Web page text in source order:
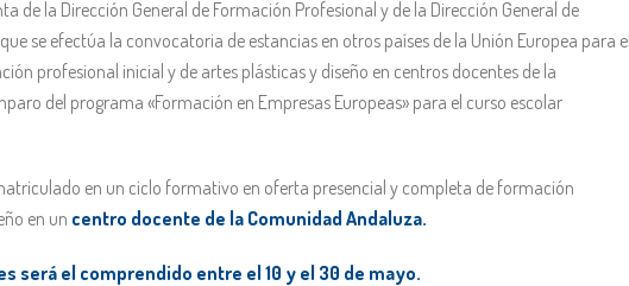
de la Dirección General de Formación Profesional y de la Dirección General de
se efectúa la convocatoria de estancias en otros países de la Unión Europea para el
profesional inicial y de artes plásticas y diseño en centros docentes de la
del programa «Formación en Empresas Europeas» para el curso escolar
en un ciclo formativo en oferta presencial y completa de formación
en un centro docente de la Comunidad Andaluza.
será el comprendido entre el 10 y el 30 de mayo.